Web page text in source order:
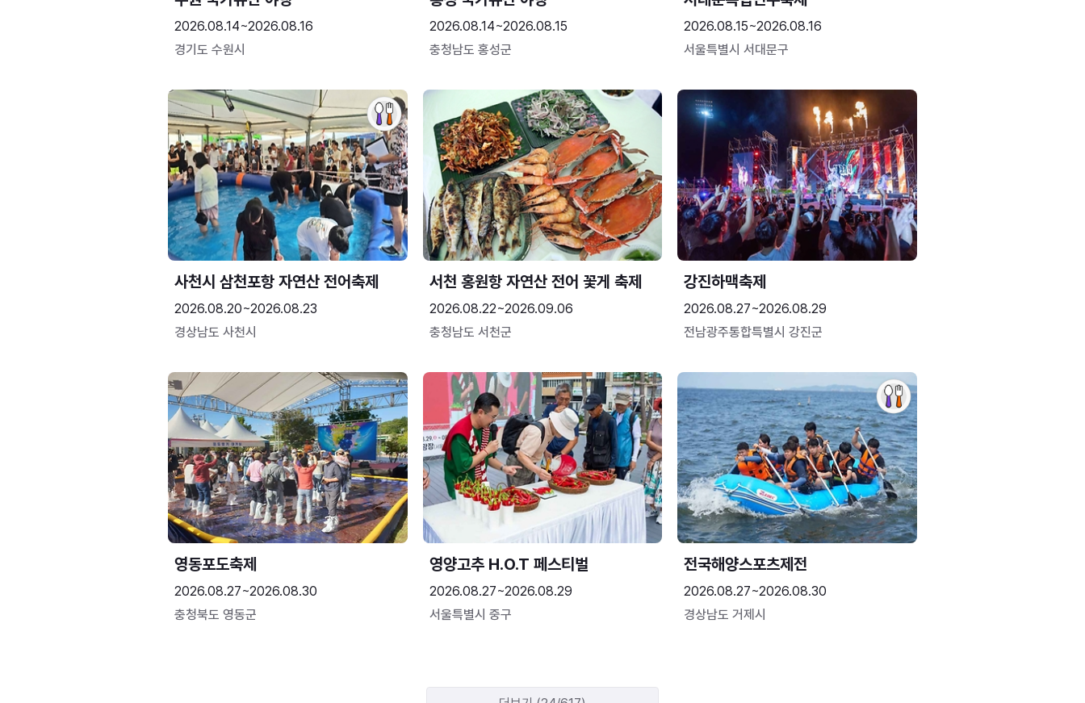
2026.08.14~2026.08.16
경기도 수원시
2026.08.14~2026.08.15
충청남도 홍성군
2026.08.15~2026.08.16
서울특별시 서대문구
사천시 삼천포항 자연산 전어축제
2026.08.20~2026.08.23
경상남도 사천시
서천 홍원항 자연산 전어 꽃게 축제
2026.08.22~2026.09.06
충청남도 서천군
강진하맥축제
2026.08.27~2026.08.29
전남광주통합특별시 강진군
영동포도축제
2026.08.27~2026.08.30
충청북도 영동군
영양고추 H.O.T 페스티벌
2026.08.27~2026.08.29
서울특별시 중구
전국해양스포츠제전
2026.08.27~2026.08.30
경상남도 거제시